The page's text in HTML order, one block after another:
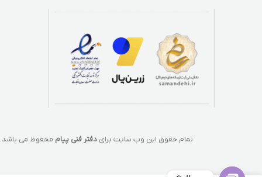
تمام حقوق این وب سایت برای دفتر فنی پیام محفوظ می باشد.